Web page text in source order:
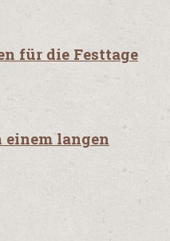
für die Festtage
einem langen